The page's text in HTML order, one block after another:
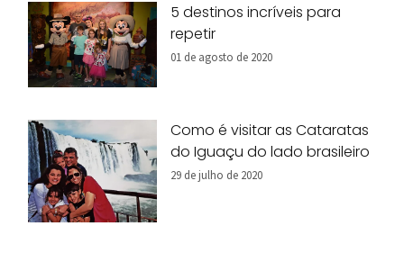
5 destinos incríveis para
repetir
01 de agosto de 2020
Como é visitar as Cataratas
do Iguaçu do lado brasileiro
29 de julho de 2020